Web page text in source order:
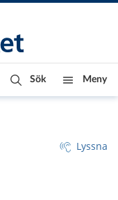
Sök Meny
Lyssna